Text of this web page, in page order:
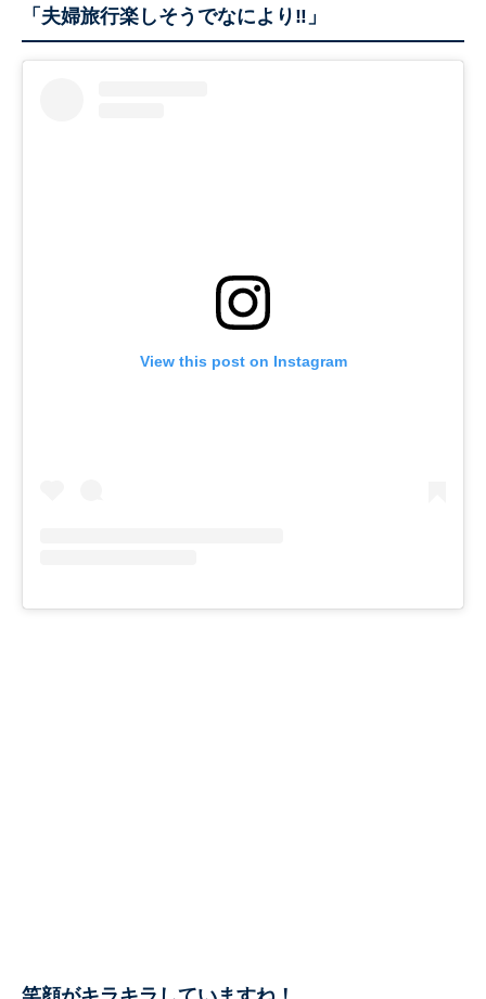
「夫婦旅行楽しそうでなにより‼」
View this post on Instagram